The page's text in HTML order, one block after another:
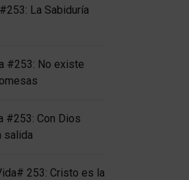
La Sabiduría
#253: No existe
#253: Con Dios
salida
253: Cristo es la